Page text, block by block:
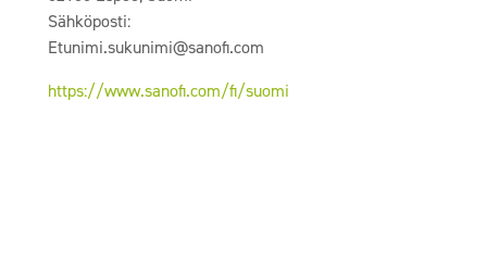
Sähköposti:
Etunimi.sukunimi@sanofi.com
https://www.sanofi.com/fi/suomi